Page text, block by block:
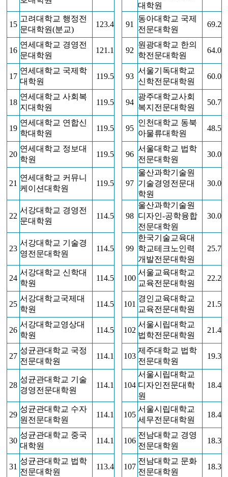
대학원
15
고려대학교 행정전
문대학원(분교)
123.4 91
동아대학교 국제
전문대학원
69.2
16
연세대학교 경영전
문대학원
121.1 92
원광대학교 한의
학전문대학원
64.0
17
연세대학교 국제학
대학원
119.5 93
서울기독대학교
신학전문대학원
60.0
18
연세대학교 사회복
지대학원
119.5 94
광주대학교사회
복지전문대학원
50.7
19
연세대학교 연합신
학대학원
119.5 95
인천대학교 동북
아물류대학원
48.5
20
연세대학교 정보대
학원
119.5 96
서울대학교 법학
전문대학원
30.0
21
연세대학교 커뮤니
케이션대학원
119.5 97
울산과학기술원
기술경영전문대
학원
30.0
22
서강대학교 경영전
문대학원
114.5 98
울산과학기술원
디자인-공학융합
전문대학원
30.0
23
서강대학교 기술경
영전문대학원
114.5 99
한국기술교육대
학교테크노인력
개발전문대학원
25.7
24
서강대학교 신학대
학원
114.5 100
서울교육대학교
교육전문대학원
22.2
25
서강대학교국제대
학원
114.5 101
경인교육대학교
교육전문대학원
21.5
26
서강대학교영상대
학원
114.5 102
서울시립대학교
법학전문대학원
21.4
27
성균관대학교 국정
전문대학원
114.1 103
제주대학교 법학
전문대학원
19.3
28
성균관대학교 기술
경영전문대학원
114.1 104
서울시립대학교
디자인전문대학
원
18.4
29
성균관대학교 수자
원전문대학원
114.1 105
서울시립대학교
세무전문대학원
18.4
30
성균관대학교 중국
대학원
114.1 106
전남대학교 경영
전문대학원
18.3
31
성균관대학교 법학
전문대학원
113.4 107
전남대학교 문화
전문대학원
18.3